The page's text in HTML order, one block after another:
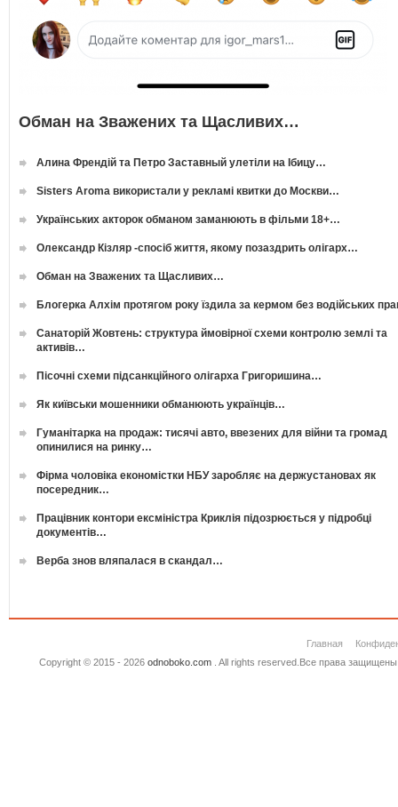
Обман на Зважених та Щасливих…
Алина Френдій та Петро Заставный улетіли на Ібицу…
Sisters Aroma використали у рекламі квитки до Москви…
Українських акторок обманом заманюють в фільми 18+…
Олександр Кізляр -спосіб життя, якому позаздрить олігарх…
Обман на Зважених та Щасливих…
Блогерка Алхім протягом року їздила за кермом без водійських
Санаторій Жовтень: структура ймовірної схеми контролю землі та
активів…
Пісочні схеми підсанкційного олігарха Григоришина…
Як київськи мошенники обманюють українців…
Гуманітарка на продаж: тисячі авто, ввезених для війни та громад
опинилися на ринку…
Фірма чоловіка економістки НБУ заробляє на держустановах як
посередник…
Працівник контори ексміністра Криклія підозрюється у підробці
документів…
Верба знов вляпалася в скандал…
Главная
Copyright © 2015 - 2026 odnoboko.com. All rights reserved.Все права защищены.